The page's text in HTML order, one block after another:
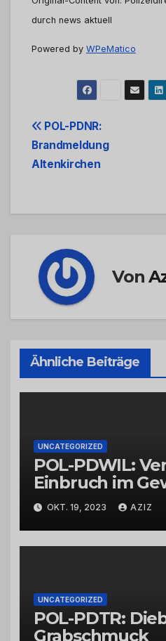
durch news aktuell
Powered by WPeMatico
Beitrags-
Navigation
POL-PDNR:
Brandmeldung
Altenkirchen
Von
Ähnliche Beiträge
UNCATEGORIZED
POL-PDWIL:
Einbruch im
Wittlich
OKT. 19, 2023 AZIZ
UNCATEGORIZED
POL-PDTR:
Grabschmuck